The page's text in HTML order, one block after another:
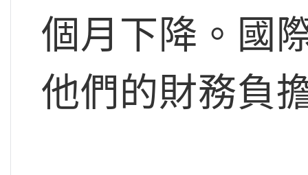
個月下降。國
他們的財務負